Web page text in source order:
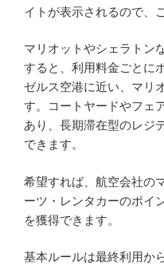
イトが表示されるので、
マリオットやシェラトン
すると、利用料金ごとに
ゼルス空港に近い、マリ
す。コートヤードやフェ
あり、長期滞在型のレジ
できます。
希望すれば、航空会社の
ーツ・レンタカーのポイ
を獲得できます。
基本ルールは最終利用か